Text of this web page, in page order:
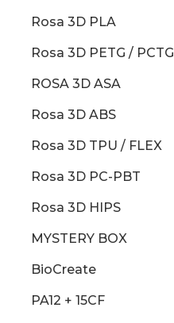
Rosa 3D PLA
Rosa 3D PETG / PCTG
ROSA 3D ASA
Rosa 3D ABS
Rosa 3D TPU / FLEX
Rosa 3D PC-PBT
Rosa 3D HIPS
MYSTERY BOX
BioCreate
PA12 + 15CF